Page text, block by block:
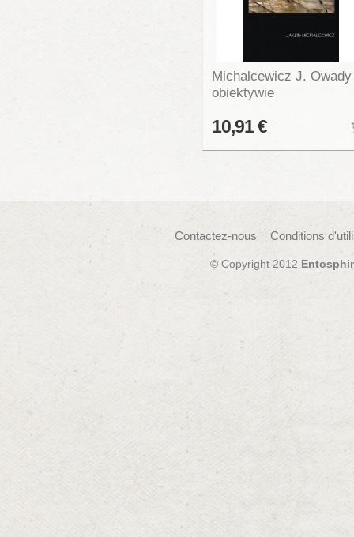
Michalcewicz J.
obiektywie
10,91 €
Contactez-nous Conditions
© Copyright 2012